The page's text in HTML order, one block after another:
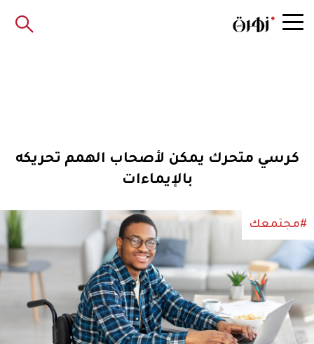
كرسي متحرك يمكن لأصحاب الهمم تحريكه
بالإيماءات
#مجتمعك